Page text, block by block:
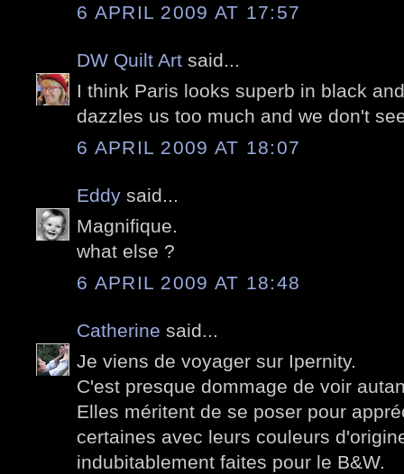
6 APRIL 2009 AT 17:57
DW Quilt Art said...
I think Paris looks superb in black
dazzles us too much and we don't
6 APRIL 2009 AT 18:07
Eddy said...
Magnifique.
what else ?
6 APRIL 2009 AT 18:48
Catherine said...
Je viens de voyager sur Ipernity.
C'est presque dommage de voir
Elles méritent de se poser pour
certaines avec leurs couleurs
indubitablement faites pour le B&W.